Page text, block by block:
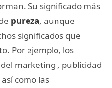
Su significado más
pureza, aunque
significados que
Por ejemplo, los
marketing , publicidad
como las